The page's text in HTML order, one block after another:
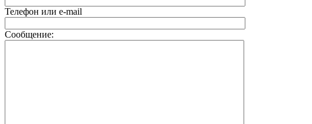
Телефон или e-mail
Сообщение: